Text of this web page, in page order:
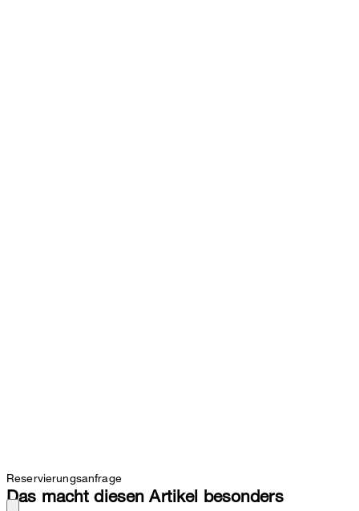
Reservierungsanfrage
Das macht diesen Artikel besonders